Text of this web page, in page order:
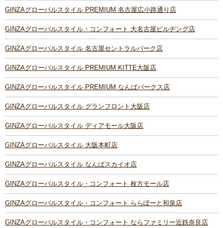
GINZAグローバルスタイル PREMIUM 名古屋広小路通り店
GINZAグローバルスタイル・コンフォート 大名古屋ビルヂング店
GINZAグローバルスタイル 名古屋セントラルパーク店
GINZAグローバルスタイル PREMIUM KITTE大阪店
GINZAグローバルスタイル PREMIUM なんばパークス店
GINZAグローバルスタイル グランフロント大阪店
GINZAグローバルスタイル ディアモール大阪店
GINZAグローバルスタイル 大阪本町店
GINZAグローバルスタイル なんばスカイオ店
GINZAグローバルスタイル・コンフォート 枚方モール店
GINZAグローバルスタイル・コンフォート ららぽーと和泉店
GINZAグローバルスタイル・コンフォート ならファミリー近鉄奈良店